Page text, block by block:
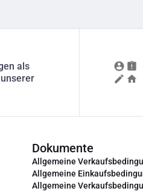
als
Dokumente
Allgemeine
Allgemeine
Allgemeine